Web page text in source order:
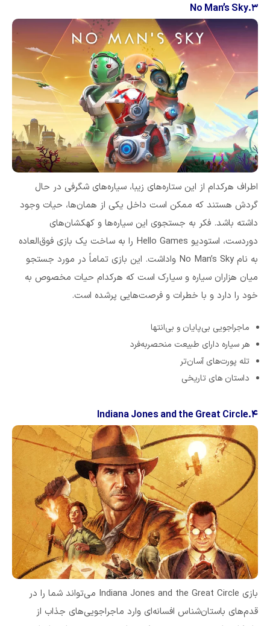
۳.No Man’s Sky
اطراف هرکدام از این ستاره‌های زیبا، سیاره‌های شگرفی در حال
گردش هستند که ممکن است داخل یکی از همان‌ها، حیات وجود
داشته باشد. فکر به جستجوی این سیاره‌ها و کهکشان‌های
دوردست، استودیو Hello Games را به ساخت یک بازی فوق‌العاده
به نام No Man’s Sky وا‌داشت. این بازی تماماً در مورد جستجو
میان هزاران سیاره و سیارک است که هرکدام حیات مخصوص به
خود را دارد و با خطرات و فرصت‌هایی پرشده است.
ماجراجویی بی‌پایان و بی‌انتها
هر سیاره دارای طبیعت منحصربه‌فرد
تله پورت‌های آسان‌تر
داستان های تاریخی
۴.Indiana Jones and the Great Circle
بازی Indiana Jones and the Great Circle می‌تواند شما را در
قدم‌های باستان‌شناس افسانه‌ای وارد ماجراجویی‌های جذاب از